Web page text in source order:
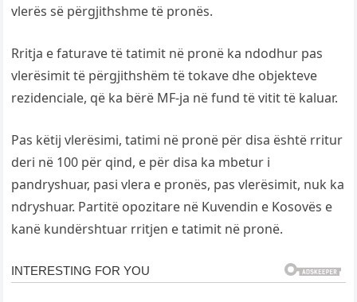
vlerës së përgjithshme të pronës.
Rritja e faturave të tatimit në pronë ka ndodhur pas
vlerësimit të përgjithshëm të tokave dhe objekteve
rezidenciale, që ka bërë MF-ja në fund të vitit të kaluar.
Pas këtij vlerësimi, tatimi në pronë për disa është rritur
deri në 100 për qind, e për disa ka mbetur i
pandryshuar, pasi vlera e pronës, pas vlerësimit, nuk ka
ndryshuar. Partitë opozitare në Kuvendin e Kosovës e
kanë kundërshtuar rritjen e tatimit në pronë.